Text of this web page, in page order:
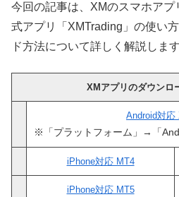
今回の記事は、XMのスマホア
式アプリ「XMTrading」の使い
ド方法について詳しく解説します
XMアプリのダウンロ
Android対応
※「プラットフォーム」→「
iPhone対応 MT4
iPhone対応 MT5